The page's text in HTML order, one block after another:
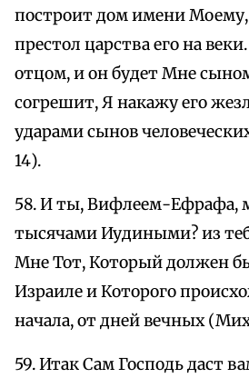
построит дом имени
престол царства его на
отцом, и он будет Мне
согрешит, Я накажу его
ударами сынов
14).
58. И ты, Вифлеем-Ефрафа,
тысячами Иудиными? из
Мне Тот, Который должен
Израиле и Которого
начала, от дней вечных
59. Итак Сам Господь даст